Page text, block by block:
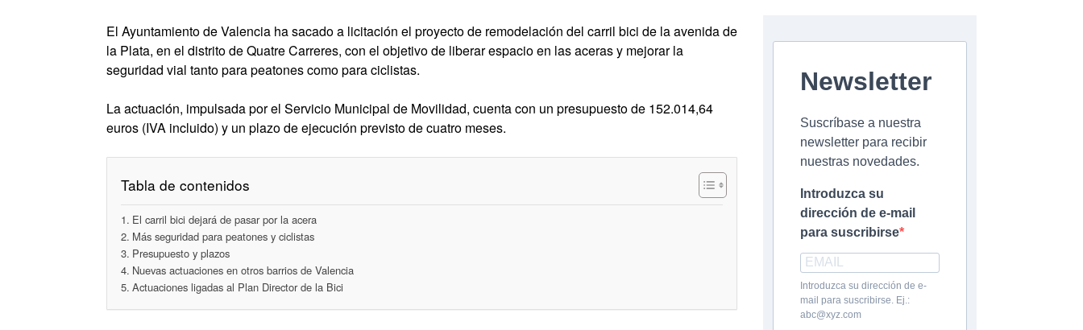
El Ayuntamiento de Valencia ha sacado a licitación el proyecto de remodelación del carril bici de la avenida de
la Plata, en el distrito de Quatre Carreres, con el objetivo de liberar espacio en las aceras y mejorar la
seguridad vial tanto para peatones como para ciclistas.
La actuación, impulsada por el Servicio Municipal de Movilidad, cuenta con un presupuesto de 152.014,64
euros (IVA incluido) y un plazo de ejecución previsto de cuatro meses.
Tabla de contenidos
El carril bici dejará de pasar por la acera
Más seguridad para peatones y ciclistas
Presupuesto y plazos
Nuevas actuaciones en otros barrios de Valencia
Actuaciones ligadas al Plan Director de la Bici
Newsletter
Suscríbase a nuestra
newsletter para recibir
nuestras novedades.
Introduzca su
dirección de e-mail
para suscribirse
Introduzca su dirección de e-
mail para suscribirse. Ej.:
abc@xyz.com